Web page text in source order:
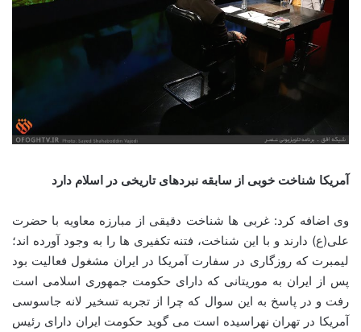
آمریکا شناخت خوبی از سابقه نبردهای تاریخی در اسلام دارد
وی اضافه کرد: غربی ها شناخت دقیقی از مبارزه معاویه با حضرت
علی(ع) دارند و با این شناخت، فتنه تکفیری ها را به وجود آورده اند؛
لیمبرت که روزگاری در سفارت آمریکا در ایران مشغول فعالیت بود
پس از ایران به موریتانی که دارای حکومت جمهوری اسلامی است
رفت و در پاسخ به این سوال که چرا از تجربه تسخیر لانه جاسوسی
آمریکا در تهران نهراسیده است می گوید حکومت ایران دارای رئیس